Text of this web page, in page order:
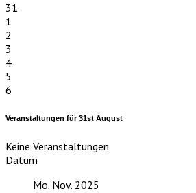
31
1
2
3
4
5
6
Veranstaltungen für31st August
Keine Veranstaltungen
Datum
Mo. Nov. 2025